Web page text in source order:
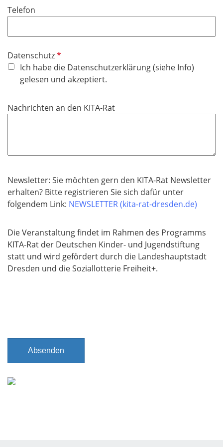
e
d
c
t
e
l
d
Telefon
DatenschutzP
f
l
h
d
Ich habe die Datenschutzerklärung (siehe Info)
gelesen und akzeptiert.
Nachrichten an den KITA-Rat
Newsletter: Sie möchten gern den KITA-Rat Newsletter
erhalten? Bitte registrieren Sie sich dafür unter
folgendem Link: NEWSLETTER (kita-rat-dresden.de)
Die Veranstaltung findet im Rahmen des Programms
KITA-Rat der Deutschen Kinder- und Jugendstiftung
statt und wird gefördert durch die Landeshauptstadt
Dresden und die Soziallotterie Freiheit+.
Absenden